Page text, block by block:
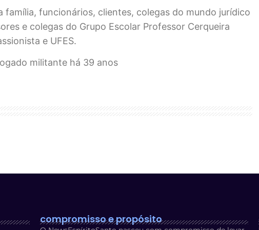
família, funcionários, clientes, colegas do mundo jurídico
e colegas do Grupo Escolar Professor Cerqueira
e UFES.
militante há 39 anos
compromisso e propósito